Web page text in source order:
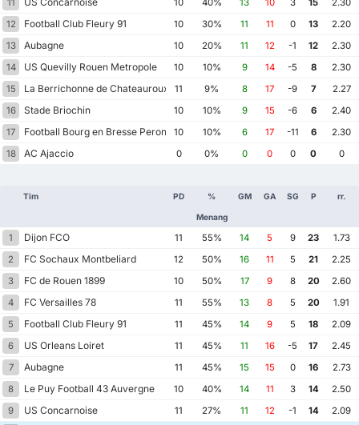
11
10 40% 13 10 3 15
2.30
12
Football Club Fleury 91 10 30% 11 11 0 13
2.20
13
Aubagne 10 20% 11 12 -1 12
2.30
14
US Quevilly Rouen Metropole 10 10% 9 14 -5 8
2.30
15
La Berrichonne de Chateauroux 11 9% 8 17 -9 7
2.27
16
Stade Briochin 10 10% 9 15 -6 6
2.40
17
Football Bourg en Bresse Peronnas 01
10 10% 6 17 -11 6
2.30
18
AC Ajaccio 0 0% 0 0 0 0 0
Tim PD %
Menang
GM GA SG P rr.
1 Dijon FCO 11 55% 14 5 9 23
1.73
2
FC Sochaux Montbeliard 12 50% 16 11 5 21
2.25
3
FC de Rouen 1899 10 50% 17 9 8 20
2.60
4
FC Versailles 78 11 55% 13 8 5 20
1.91
5
Football Club Fleury 91 11 45% 14 9 5 18
2.09
6
US Orleans Loiret 11 45% 11 16 -5 17
2.45
7
Aubagne 11 45% 15 15 0 16
2.73
8
Le Puy Football 43 Auvergne 10 40% 14 11 3 14
2.50
9
US Concarnoise 11 27% 11 12 -1 14
2.09